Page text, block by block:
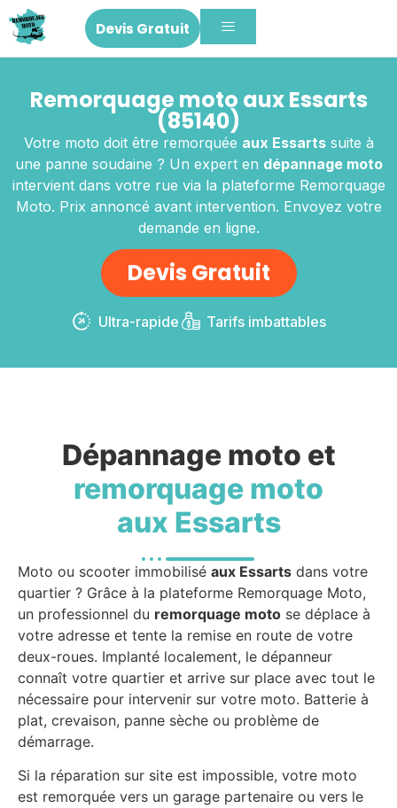
Devis Gratuit
Remorquage moto aux Essarts
(85140)
Votre moto doit être remorquée aux Essartssuite à
une panne soudaine ? Un expert en dépannage moto
intervient dans votre rue via la plateforme Remorquage
Moto. Prix annoncé avant intervention. Envoyez votre
demande en ligne.
Devis Gratuit
Ultra-rapide Tarifs imbattables
Dépannage moto et
remorquage moto
aux Essarts
Moto ou scooter immobilisé aux Essarts dans votre
quartier ? Grâce à la plateforme Remorquage Moto,
un professionnel du remorquage moto se déplace à
votre adresse et tente la remise en route de votre
deux-roues. Implanté localement, le dépanneur
connaît votre quartier et arrive sur place avec tout le
nécessaire pour intervenir sur votre moto. Batterie à
plat, crevaison, panne sèche ou problème de
démarrage.
Si la réparation sur site est impossible, votre moto
est remorquée vers un garage partenaire ou vers le